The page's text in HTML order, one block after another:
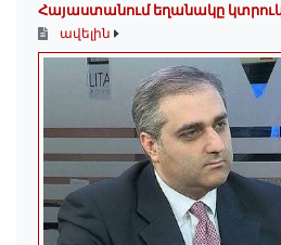
Հայաստանում եղանակը
ավելին